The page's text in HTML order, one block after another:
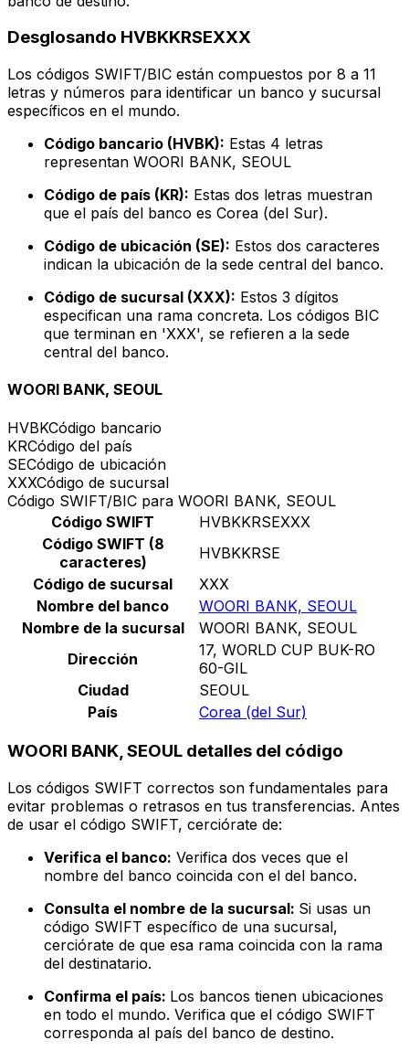
Desglosando HVBKKRSEXXX
Los códigos SWIFT/BIC están compuestos por 8 a 11
letras y números para identificar un banco y sucursal
específicos en el mundo.
Código bancario (HVBK): Estas 4 letras
representan WOORI BANK, SEOUL
Código de país (KR): Estas dos letras muestran
que el país del banco es Corea (del Sur).
Código de ubicación (SE): Estos dos caracteres
indican la ubicación de la sede central del banco.
Código de sucursal (XXX): Estos 3 dígitos
especifican una rama concreta. Los códigos BIC
que terminan en 'XXX', se refieren a la sede
central del banco.
WOORI BANK, SEOUL
HVBKCódigo bancario
KRCódigo del país
SECódigo de ubicación
XXXCódigo de sucursal
Código SWIFT/BIC para WOORI BANK, SEOUL
Código SWIFT
HVBKKRSEXXX
Código SWIFT (8
caracteres)
HVBKKRSE
Código de sucursal
XXX
Nombre del banco
WOORI BANK, SEOUL
Nombre de la sucursal
WOORI BANK, SEOUL
Dirección
17, WORLD CUP BUK-RO
60-GIL
Ciudad
SEOUL
País
Corea (del Sur)
WOORI BANK, SEOUL detalles del código
Los códigos SWIFT correctos son fundamentales para
evitar problemas o retrasos en tus transferencias. Antes
de usar el código SWIFT, cerciórate de:
Verifica el banco: Verifica dos veces que el
nombre del banco coincida con el del banco.
Consulta el nombre de la sucursal: Si usas un
código SWIFT específico de una sucursal,
cerciórate de que esa rama coincida con la rama
del destinatario.
Confirma el país: Los bancos tienen ubicaciones
en todo el mundo. Verifica que el código SWIFT
corresponda al país del banco de destino.